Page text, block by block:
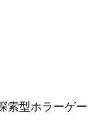
索型ホラーゲー